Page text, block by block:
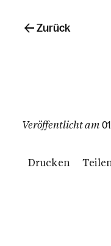
Veröffentlicht am
Drucken Teilen
Zurück